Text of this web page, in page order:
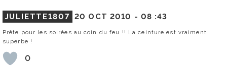
JULIETTE1807 20 OCT 2010 - 08 :43
Prête pour les soirées au coin du feu !! La ceinture est vraiment
superbe !
0